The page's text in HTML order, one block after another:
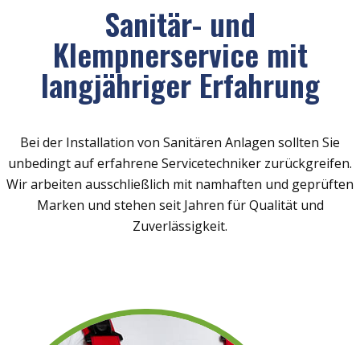
Sanitär- und
Klempnerservice mit
langjähriger Erfahrung
Bei der Installation von Sanitären Anlagen sollten Sie
unbedingt auf erfahrene Servicetechniker zurückgreifen.
Wir arbeiten ausschließlich mit namhaften und geprüften
Marken und stehen seit Jahren für Qualität und
Zuverlässigkeit.